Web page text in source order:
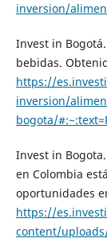
inversion/
Invest in
bebidas.
https://
inversion/
bogota/
Invest in
en Colombia
oportunidades
https://
content/